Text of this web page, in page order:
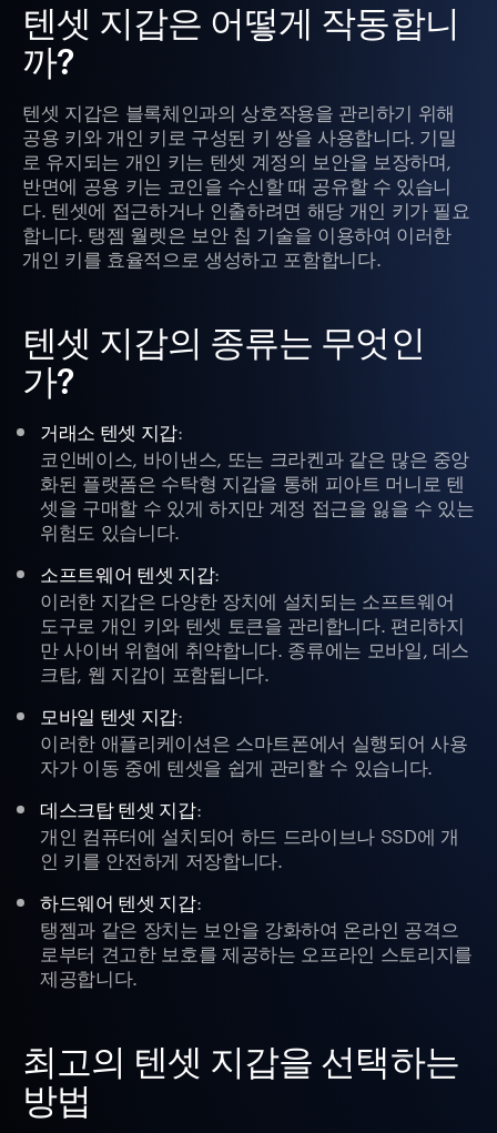
텐셋 지갑은 어떻게 작동합니
까?
텐셋 지갑은 블록체인과의 상호작용을 관리하기 위해
공용 키와 개인 키로 구성된 키 쌍을 사용합니다. 기밀
로 유지되는 개인 키는 텐셋 계정의 보안을 보장하며,
반면에 공용 키는 코인을 수신할 때 공유할 수 있습니
다. 텐셋에 접근하거나 인출하려면 해당 개인 키가 필요
합니다. 탱젬 월렛은 보안 칩 기술을 이용하여 이러한
개인 키를 효율적으로 생성하고 포함합니다.
텐셋 지갑의 종류는 무엇인
가?
거래소 텐셋 지갑:
코인베이스, 바이낸스, 또는 크라켄과 같은 많은 중앙
화된 플랫폼은 수탁형 지갑을 통해 피아트 머니로 텐
셋을 구매할 수 있게 하지만 계정 접근을 잃을 수 있는
위험도 있습니다.
소프트웨어 텐셋 지갑:
이러한 지갑은 다양한 장치에 설치되는 소프트웨어
도구로 개인 키와 텐셋 토큰을 관리합니다. 편리하지
만 사이버 위협에 취약합니다. 종류에는 모바일, 데스
크탑, 웹 지갑이 포함됩니다.
모바일 텐셋 지갑:
이러한 애플리케이션은 스마트폰에서 실행되어 사용
자가 이동 중에 텐셋을 쉽게 관리할 수 있습니다.
데스크탑 텐셋 지갑:
개인 컴퓨터에 설치되어 하드 드라이브나 SSD에 개
인 키를 안전하게 저장합니다.
하드웨어 텐셋 지갑:
탱젬과 같은 장치는 보안을 강화하여 온라인 공격으
로부터 견고한 보호를 제공하는 오프라인 스토리지를
제공합니다.
최고의 텐셋 지갑을 선택하는
방법